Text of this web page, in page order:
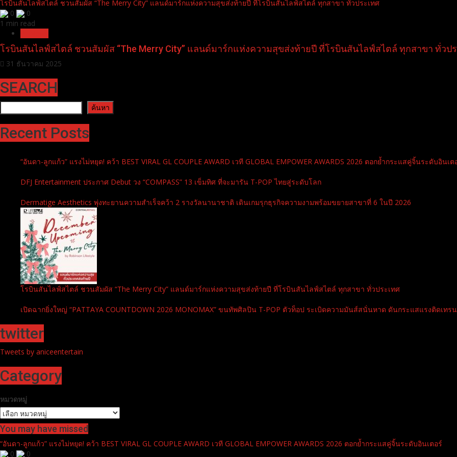
โรบินสันไลฟ์สไตล์ ชวนสัมผัส “The Merry City” แลนด์มาร์กแห่งความสุขส่งท้ายปี ที่โรบินสันไลฟ์สไตล์ ทุกสาขา ทั่วประเทศ
0
0
1 min read
โรบินสันไลฟ์สไตล์ ชวนสัมผัส “The Merry City” แลนด์มาร์กแห่งความสุขส่งท้ายปี ที่โรบินสันไลฟ์สไตล์ ทุกสาขา ทั่วป
31 ธันวาคม 2025
SEARCH
ค้นหา ค้นหา
Recent Posts
“อันดา-ลูกแก้ว” แรงไม่หยุด! คว้า BEST VIRAL GL COUPLE AWARD เวที GLOBAL EMPOWER AWARDS 2026 ตอกย้ำกระแสคู่จิ้นระดับอินเต
DFJ Entertainment ประกาศ Debut วง “COMPASS” 13 เข็มทิศ ที่จะมารัน T-POP ไทยสู่ระดับโลก
Dermatige Aesthetics พุ่งทะยานความสำเร็จคว้า 2 รางวัลนานาชาติ เดินเกมรุกธุรกิจความงามพร้อมขยายสาขาที่ 6 ในปี 2026
โรบินสันไลฟ์สไตล์ ชวนสัมผัส “The Merry City” แลนด์มาร์กแห่งความสุขส่งท้ายปี ที่โรบินสันไลฟ์สไตล์ ทุกสาขา ทั่วประเทศ
เปิดฉากยิ่งใหญ่ “PATTAYA COUNTDOWN 2026 MONOMAX” ขนทัพศิลปิน T-POP ตัวท็อป ระเบิดความมันส์สนั่นหาด ดันกระแสแรงติดเทร
twitter
Tweets by aniceentertain
Category
หมวดหมู่
You may have missed
“อันดา-ลูกแก้ว” แรงไม่หยุด! คว้า BEST VIRAL GL COUPLE AWARD เวที GLOBAL EMPOWER AWARDS 2026 ตอกย้ำกระแสคู่จิ้นระดับอินเตอร์
0
0